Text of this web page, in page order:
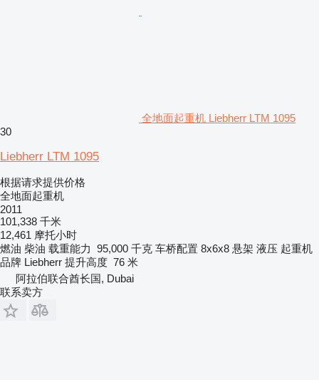
全地面起重机 Liebherr LTM 1095
30
Liebherr LTM 1095
根据请求提供价格
全地面起重机
2011
101,338 千米
12,461 摩托小时
燃油 柴油 载重能力 95,000 千克 车桥配置 8x6x8 悬架 液压 起重机
品牌 Liebherr 提升高度 76 米
阿拉伯联合酋长国, Dubai
联系卖方